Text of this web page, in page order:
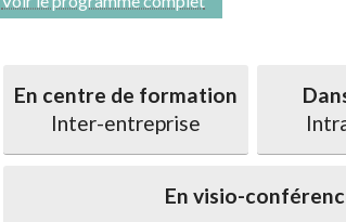
En centre de formation
Inter-entreprise
En visio-